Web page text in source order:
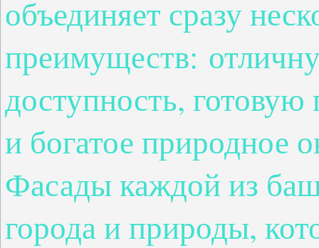
объединяет сразу
преимуществ:
доступность, готовую
и богатое природное
Фасады каждой из
города и природы,